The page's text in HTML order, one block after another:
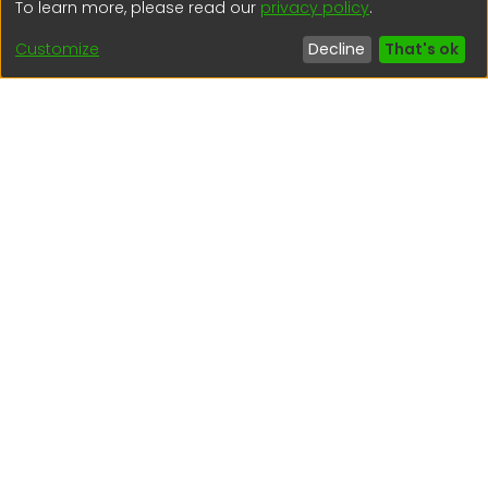
Lima - Lima - Perú
regen@igp.gob.pe
To learn more, please read our privacy policy.
Customize
Decline That's ok